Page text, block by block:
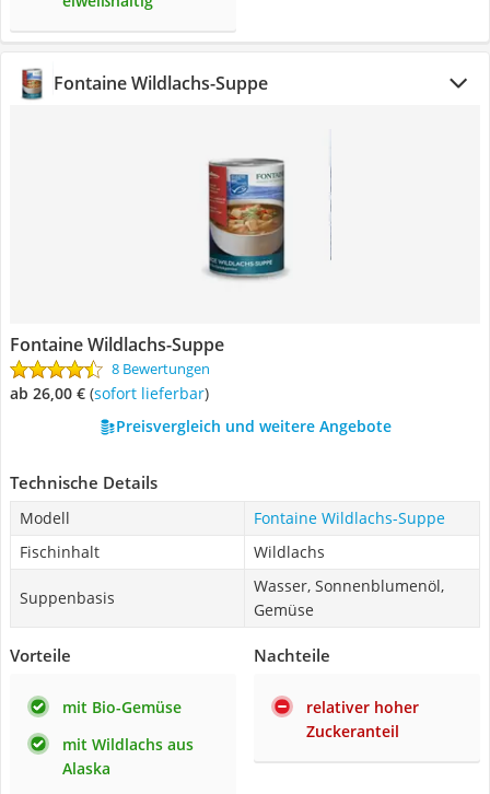
Fontaine Wildlachs-Suppe
Fontaine Wildlachs-Suppe
8 Bewertungen
ab 26,00 € ( Sofort lieferbar)
Preisvergleich und weitere Angebote
Technische Details
Modell
Fontaine Wildlachs-Suppe
Fischinhalt
Wildlachs
Suppenbasis
Wasser, Sonnenblumenöl,
Gemüse
Vorteile
mit Bio-Gemüse
mit Wildlachs aus
Alaska
Nachteile
relativer hoher
Zuckeranteil